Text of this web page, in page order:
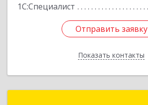
1С:Специалист
Отправить заявку
Показать контакты
Отправить заявку
Назад